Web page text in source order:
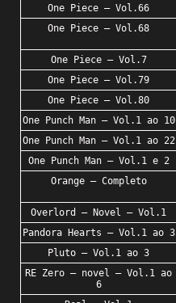
One Piece – Vol.66
One Piece – Vol.68
One Piece – Vol.7
One Piece – Vol.79
One Piece – Vol.80
One Punch Man – Vol.1 ao 10
One Punch Man – Vol.1 ao 22
One Punch Man – Vol.1 e 2
Orange – Completo
Overlord – Novel – Vol.1
Pandora Hearts – Vol.1 ao 3
Pluto – Vol.1 ao 3
RE Zero – novel – Vol.1 ao
6